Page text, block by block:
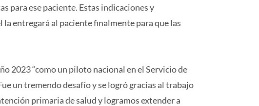
para ese paciente. Estas indicaciones y
entregará al paciente finalmente para que las
2023 “como un piloto nacional en el Servicio de
un tremendo desafío y se logró gracias al trabajo
primaria de salud y logramos extender a